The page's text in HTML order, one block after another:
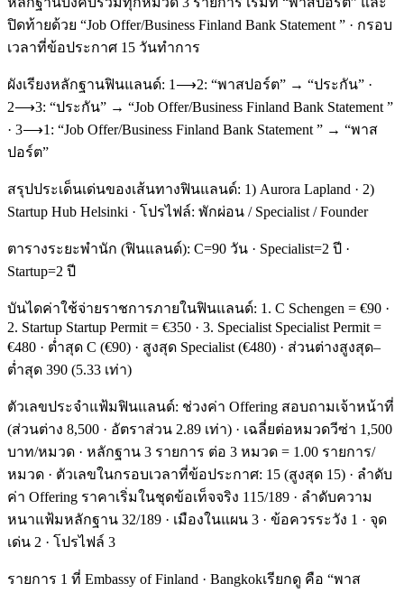
ปิดท้ายด้วย “Job Offer/Business Finland Bank Statement ” · กรอบ
เวลาที่ข้อประกาศ 15 วันทำการ
ผังเรียงหลักฐานฟินแลนด์: 1⟶2: “พาสปอร์ต” → “ประกัน” ·
2⟶3: “ประกัน” → “Job Offer/Business Finland Bank Statement ”
· 3⟶1: “Job Offer/Business Finland Bank Statement ” → “พาส
ปอร์ต”
สรุปประเด็นเด่นของเส้นทางฟินแลนด์: 1) Aurora Lapland · 2)
Startup Hub Helsinki · โปรไฟล์: พักผ่อน / Specialist / Founder
ตารางระยะพำนัก (ฟินแลนด์): C=90 วัน · Specialist=2 ปี ·
Startup=2 ปี
บันไดค่าใช้จ่ายราชการภายในฟินแลนด์: 1. C Schengen = €90 ·
2. Startup Startup Permit = €350 · 3. Specialist Specialist Permit =
€480 · ต่ำสุด C (€90) · สูงสุด Specialist (€480) · ส่วนต่างสูงสุด–
ต่ำสุด 390 (5.33 เท่า)
ตัวเลขประจำแฟ้มฟินแลนด์: ช่วงค่า Offering สอบถามเจ้าหน้าที่
(ส่วนต่าง 8,500 · อัตราส่วน 2.89 เท่า) · เฉลี่ยต่อหมวดวีซ่า 1,500
บาท/หมวด · หลักฐาน 3 รายการ ต่อ 3 หมวด = 1.00 รายการ/
หมวด · ตัวเลขในกรอบเวลาที่ข้อประกาศ: 15 (สูงสุด 15) · ลำดับ
ค่า Offering ราคาเริ่มในชุดข้อเท็จจริง 115/189 · ลำดับความ
หนาแฟ้มหลักฐาน 32/189 · เมืองในแผน 3 · ข้อควรระวัง 1 · จุด
เด่น 2 · โปรไฟล์ 3
รายการ 1 ที่ Embassy of Finland · Bangkokเรียกดู คือ “พาส